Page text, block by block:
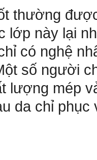
thường
lớp này lại
có nghệ
số người
lượng mép
da chỉ